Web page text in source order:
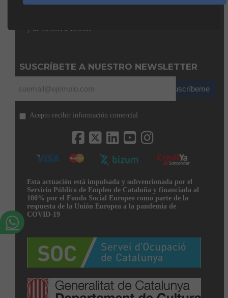
977 31 92 12
y de 15:00H a 18:00H
SUSCRÍBETE A NUESTRO NEWSLETTER
Suscríbeme
Acepto recibir información comercial
Esta actuación está impulsada y subvencionada por el
Servicio Público de Empleo de Cataluña y financiada al
100% por el Fondo Social Europeo como parte de la
respuesta de la Unión Europea a la pandemia de
COVID-19